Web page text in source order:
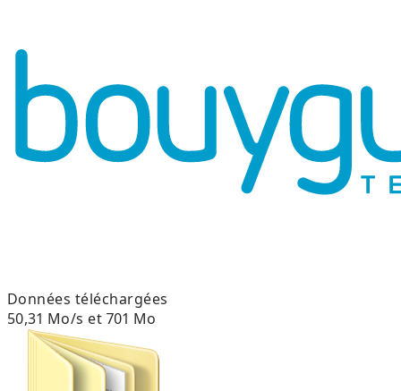
Données téléchargées
50,31 Mo/s et 701 Mo